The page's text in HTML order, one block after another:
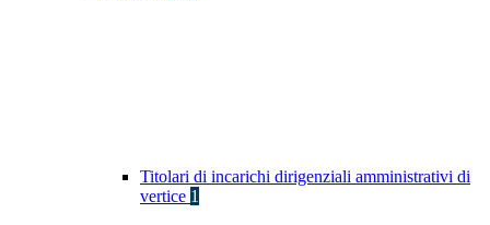
Titolari di incarichi dirigenziali amministrativi di
vertice 1